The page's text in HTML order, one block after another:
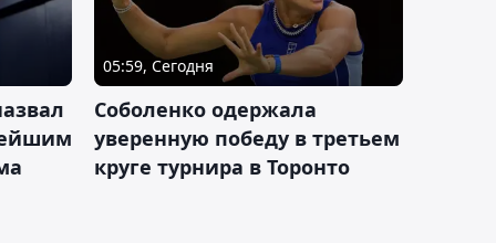
05:59, Сегодня
Соболенко одержала
уверенную победу в третьем
круге турнира в Торонто